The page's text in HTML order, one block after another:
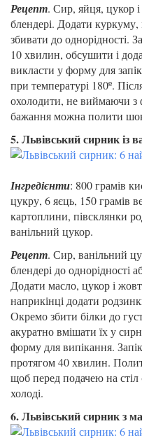
Рецепт. Сир, яйця, цукор
блендері. Додати
збивати до
10 хвилин, обсушити і
викласти у форму для
при температурі 180º.
охолодити, не виймаючи з
бажання можна полити
5. Львівський сирник із
Інгредієнти: 800 грамів
цукру, 6 яєць, 150 грамів
картоплини, півсклянки
ванільний цукор.
Рецепт. Сир, ванільний
блендері до однорідності
Додати масло, цукор і
наприкінці додати
Окремо збити білки до
акуратно вмішати їх у
форму для випікання.
протягом 40 хвилин.
щоб перед подачею на
холоді.
6. Львівський сирник з